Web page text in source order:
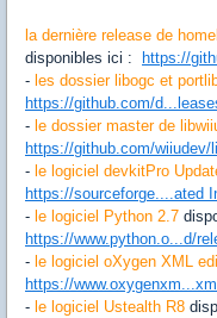
la dernière release de
disponibles ici :
https://
- les dossier libogc et
https://github.com/
- le dossier master de
https://github.com/wiiudev/
- le logiciel devkitPro
https://sourceforge....ated
- le logiciel Python 2.7
https://www.python.o...d/
- le logiciel oXygen XML
https://
- le logiciel Ustealth R8